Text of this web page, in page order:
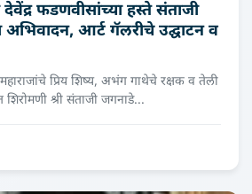
देवेंद्र फडणवीसांच्या हस्ते संताजी
अभिवादन, आर्ट गॅलरीचे उद्घाटन व
प्रिय शिष्य, अभंग गाथेचे रक्षक व तेली
श्री संताजी जगनाडे...